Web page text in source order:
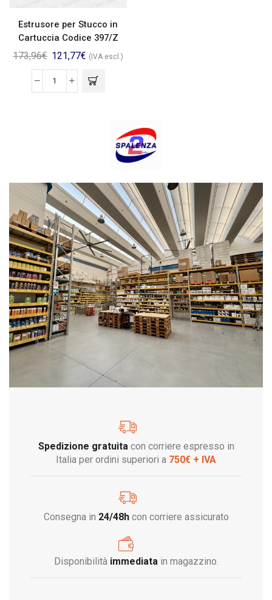
Estrusore per Stucco in
Cartuccia Codice 397/Z
173,96€ 121,77€ (IVA escl.)
Spedizione gratuitacon corriere espresso in
Italia per ordini superiori a 750€ + IVA
Consegna in 24/48hcon corriere assicurato
Disponibilità immediatain magazzino.